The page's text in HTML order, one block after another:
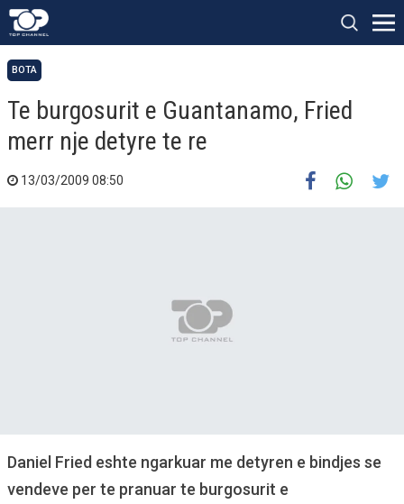
BOTA
Te burgosurit e Guantanamo, Fried
merr nje detyre te re
13/03/2009 08:50
Daniel Fried eshte ngarkuar me detyren e bindjes se
vendeve per te pranuar te burgosurit e